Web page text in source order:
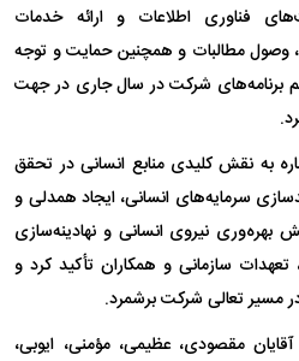
فناوری اطلاعات و ارائه خدمات
وصول مطالبات و همچنین حمایت و توجه
برنامه‌های شرکت در سال جاری در جهت
به نقش کلیدی منابع انسانی در تحقق
سرمایه‌های انسانی، ایجاد همدلی و
بهره‌وری نیروی انسانی و نهادینه‌سازی
سازمانی و همکاران تأکید کرد و
در مسیر تعالی شرکت برشمرد.
مقصودی، عظیمی، مؤمنی، ایوبی،